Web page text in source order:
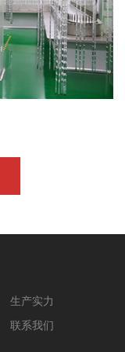
生产实力
联系我们